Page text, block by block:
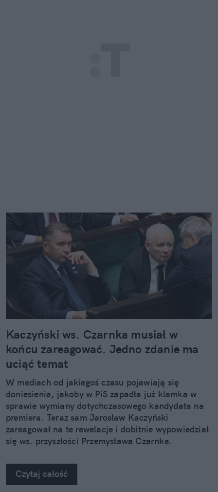
Kaczyński ws. Czarnka musiał w
końcu zareagować. Jedno zdanie ma
uciąć temat
W mediach od jakiegoś czasu pojawiają się
doniesienia, jakoby w PiS zapadła już klamka w
sprawie wymiany dotychczasowego kandydata na
premiera. Teraz sam Jarosław Kaczyński
zareagował na te rewelacje i dobitnie wypowiedział
się ws. przyszłości Przemysława Czarnka.
Czytaj całość